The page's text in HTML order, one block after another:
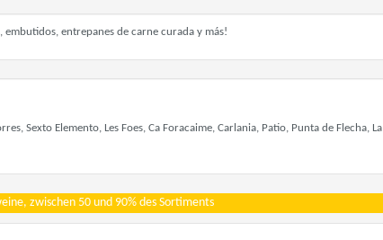
entrepanes de carne curada y más!
Sexto Elemento, Les Foes, Ca Foracaime, Carlania, Patio, Punta de Flecha, La
zwischen 50 und 90% des Sortiments